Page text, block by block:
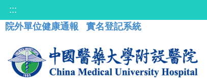
:::
院外單位健康通報
實名登記系統